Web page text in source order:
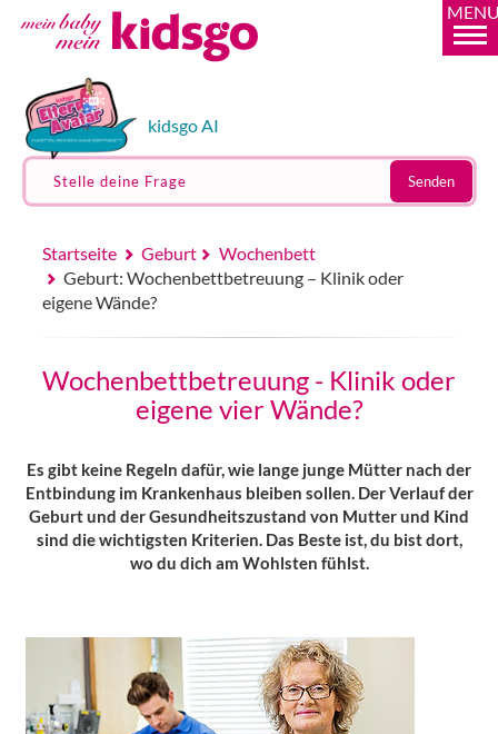
kidsgo AI
Stelle deine Frage Senden
Startseite Geburt
Wochenbett
Geburt: Wochenbettbetreuung – Klinik oder
eigene Wände?
Wochenbettbetreuung - Klinik oder
eigene vier Wände?
Es gibt keine Regeln dafür, wie lange junge Mütter nach der
Entbindung im Krankenhaus bleiben sollen. Der Verlauf der
Geburt und der Gesundheitszustand von Mutter und Kind
sind die wichtigsten Kriterien. Das Beste ist, du bist dort,
wo du dich am Wohlsten fühlst.